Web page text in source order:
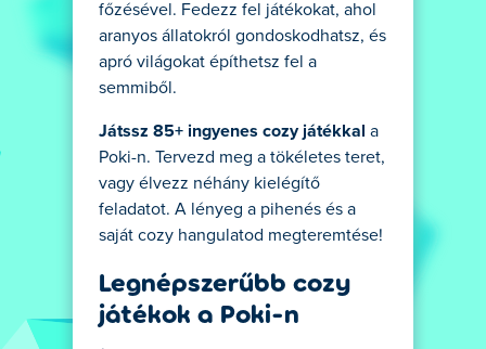
főzésével. Fedezz fel játékokat, ahol
aranyos állatokról gondoskodhatsz, és
apró világokat építhetsz fel a
semmiből.
Játssz 85+ ingyenes cozy játékkal a
Poki-n. Tervezd meg a tökéletes teret,
vagy élvezz néhány kielégítő
feladatot. A lényeg a pihenés és a
saját cozy hangulatod megteremtése!
Legnépszerűbb cozy
játékok a Poki-n